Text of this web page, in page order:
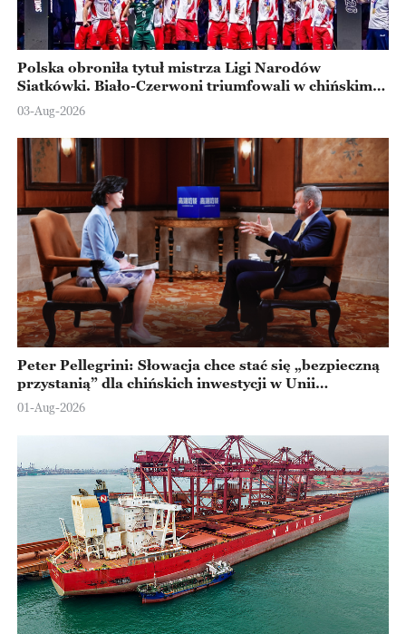
Polska obroniła tytuł mistrza Ligi Narodów
Siatkówki. Biało-Czerwoni triumfowali w chińskim
Ningbo
03-Aug-2026
Peter Pellegrini: Słowacja chce stać się „bezpieczną
przystanią” dla chińskich inwestycji w Unii
Europejskiej
01-Aug-2026